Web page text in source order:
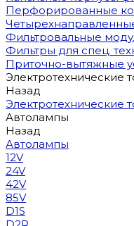
Перфорированные
Фильтровальные
Фильтры для спец.
Приточно-вытяжные
Электротехнические
Назад
Электротехнические
Автолампы
Назад
Автолампы
12V
24V
42V
85V
D1S